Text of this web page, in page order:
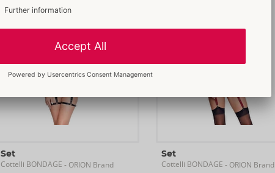
Set
Cottelli BONDAGE - ORION Brand
Set
Cottelli BONDAGE - ORION Brand